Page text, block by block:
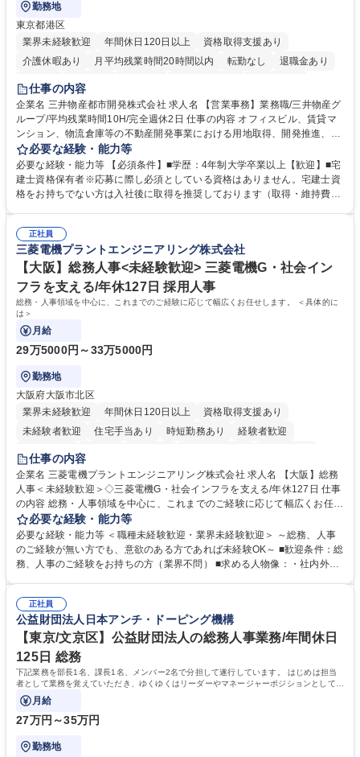
勤務地
東京都港区
業界未経験歓迎
年間休日120日以上
資格取得支援あり
介護休暇あり
月平均残業時間20時間以内 転勤なし
退職金あり
在宅OK
賞与あり
駅近5分以内
土日祝休み 寮・社宅あり
仕事の内容
企業名 三井物産都市開発株式会社 求人名 【営業事務】業務職/三井物産グ
ループ/平均残業時間10H/完全週休2日 仕事の内容 オフィスビル、賃貸マ
ンション、物流倉庫等の不動産開発事業における用地取得、開発推進、賃
貸運営、売却、仲介・活用提案等を行う営業部門において事務業務を担当
いただきます。 【詳細】・契約書管理、契約書製本、捺印対応、ファイリ
ング、登記簿取得、調書取得・支払業務（各種費用支払、支払管理、請
求・支払データ登録、取引先マスター申請対応）・予算作成及び予実管
の他に担当頂く業務が発生する場合があります。 募集職種 【営業事務】
業務職/三井物産グループ/平均残業時間10H/完全週休2日
必要な経験・能力等
必要な経験・能力等 【必須条件】■学歴：4年制大学卒業以上【歓迎】■宅
建士資格保有者※応募に際し必須としている資格はありません。宅建士資
格をお持ちでない方は入社後に取得を推奨しております（取得・維持費用
ション力がある方。 ・チャレンジを厭わず、粘り強く業務に取り組める
方。多様な関係者と謙虚に信頼関係を構築でき、期限を意識したスケジュ
ール管理が出来る方。※将来的に他部署（営業部門、コーポレート部門）
へのジョブローテーションの可能性があります。 学歴・資格 学歴：大学
院 大学 語学力： 資格：宅地建物取引士
正社員
三菱電機プラントエンジニアリング株式会社
【大阪】総務人事<未経験歓迎> 三菱電機G・社会イン
フラを支える/年休127日 採用人事
総務・人事領域を中心に、これまでのご経験に応じて幅広くお任せします。 ＜具体的に
は＞
月給
29万5000円～33万5000円
勤務地
大阪府大阪市北区
業界未経験歓迎
年間休日120日以上
資格取得支援あり
未経験者歓迎
住宅手当あり 時短勤務あり
経験者歓迎
退職金あり
駅近5分以内
土日祝休み 服装自由 寮・社宅あり 食事補助あり
仕事の内容
企業名 三菱電機プラントエンジニアリング株式会社 求人名 【大阪】総務
人事＜未経験歓迎＞◇三菱電機G・社会インフラを支える/年休127日 仕事
の内容 総務・人事領域を中心に、これまでのご経験に応じて幅広くお任せ
します。 ＜具体的には＞ ・総務/人事労務（給与・社保・勤怠管理など）
・採用・教育研修 ・福利厚生運用 など ※基本的には事務所勤務ですが、
採用や教育等の業務内容により、関西圏以外への日帰り・宿泊を伴う国内
出張もございます。 ※担当業務を持ちつつ、お互いに助け合いながら、総
必要な経験・能力等
必要な経験・能力等 ＜職種未経験歓迎・業界未経験歓迎＞ ～総務、人事
のご経験が無い方でも、意欲のある方であれば未経験OK～ ■歓迎条件：総
務、人事のご経験をお持ちの方（業界不問） ■求める人物像：・社内外の
正社員
公益財団法人日本アンチ・ドーピング機構
【東京/文京区】公益財団法人の総務人事業務/年間休日
125日 総務
下記業務を部長1名、課長1名、メンバー2名で分担して遂行しています。 はじめは担当
者として業務を覚えていただき、ゆくゆくはリーダーやマネージャーポジションとして活
躍いただくことを期待しています。
月給
27万円～35万円
勤務地